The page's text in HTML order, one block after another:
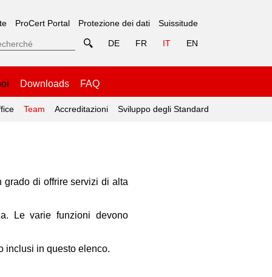
ProCert Portal Protezione dei dati Suissitude
DE FR IT EN
Team Accreditazioni Sviluppo degli Standard
Downloads FAQ
grado di offrire servizi di alta
Le varie funzioni devono
inclusi in questo elenco.